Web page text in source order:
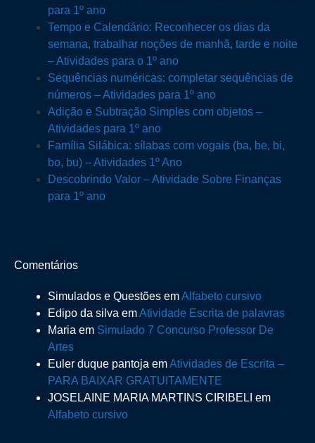
para 1º ano
Tempo e Calendário: Reconhecer os dias da
semana, trabalhar noções de manhã, tarde e noite
– Atividades para o 1º ano
Sequências numéricas: completar sequências de
números – Atividades para 1º ano
Adição e Subtração Simples com objetos –
Atividades para 1º ano
Família Silábica: sílabas com vogais (ba, be, bi,
bo, bu) – Atividades 1º Ano
Descobrindo Valor – Atividade Sobre Finanças
para 1º ano
Comentários
Simulados e Questões emAlfabeto cursivo
Edipo da silva emAtividade Escrita de palavras
Maria em Simulado 7 Concurso Professor De
Artes
Euler duque pantoja emAtividades de Escrita –
PARA BAIXAR GRATUITAMENTE
JOSELAINE MARIA MARTINS CIRIBELI em
Alfabeto cursivo